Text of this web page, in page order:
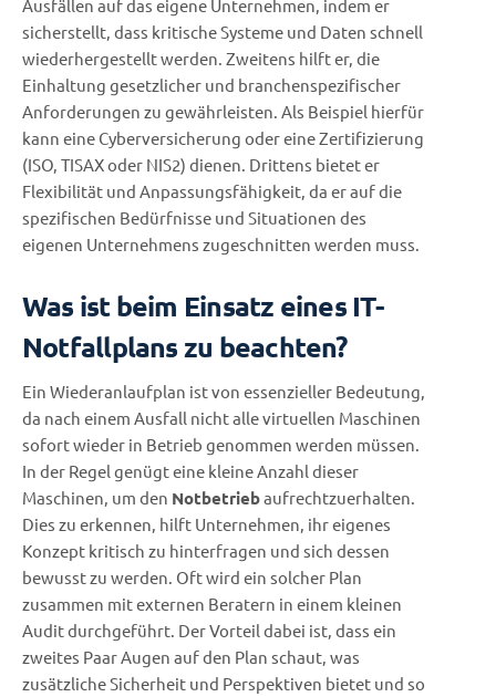
Ausfällen auf das eigene Unternehmen, indem er
sicherstellt, dass kritische Systeme und Daten schnell
wiederhergestellt werden. Zweitens hilft er, die
Einhaltung gesetzlicher und branchenspezifischer
Anforderungen zu gewährleisten. Als Beispiel hierfür
kann eine Cyberversicherung oder eine Zertifizierung
(ISO, TISAX oder NIS2) dienen. Drittens bietet er
Flexibilität und Anpassungsfähigkeit, da er auf die
spezifischen Bedürfnisse und Situationen des
eigenen Unternehmens zugeschnitten werden muss.
Was ist beim Einsatz eines IT-
Notfallplans zu beachten?
Ein Wiederanlaufplan ist von essenzieller Bedeutung,
da nach einem Ausfall nicht alle virtuellen Maschinen
sofort wieder in Betrieb genommen werden müssen.
In der Regel genügt eine kleine Anzahl dieser
Maschinen, um den Notbetriebaufrechtzuerhalten.
Dies zu erkennen, hilft Unternehmen, ihr eigenes
Konzept kritisch zu hinterfragen und sich dessen
bewusst zu werden. Oft wird ein solcher Plan
zusammen mit externen Beratern in einem kleinen
Audit durchgeführt. Der Vorteil dabei ist, dass ein
zweites Paar Augen auf den Plan schaut, was
zusätzliche Sicherheit und Perspektiven bietet und so